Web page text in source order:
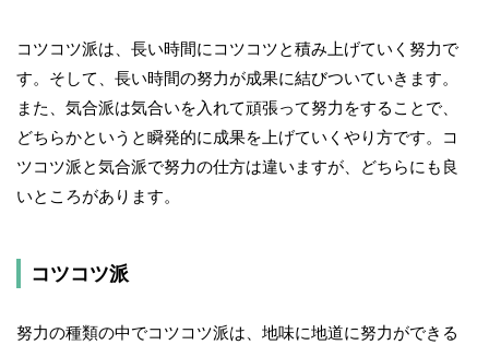
コツコツ派は、長い時間にコツコツと積み上げていく努力で
す。そして、長い時間の努力が成果に結びついていきます。
また、気合派は気合いを入れて頑張って努力をすることで、
どちらかというと瞬発的に成果を上げていくやり方です。コ
ツコツ派と気合派で努力の仕方は違いますが、どちらにも良
いところがあります。
コツコツ派
努力の種類の中でコツコツ派は、地味に地道に努力ができる